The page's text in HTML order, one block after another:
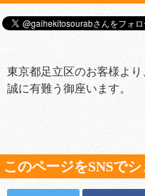
東京都足立区のお客様より
誠に有難う御座います。
このページをSNSで